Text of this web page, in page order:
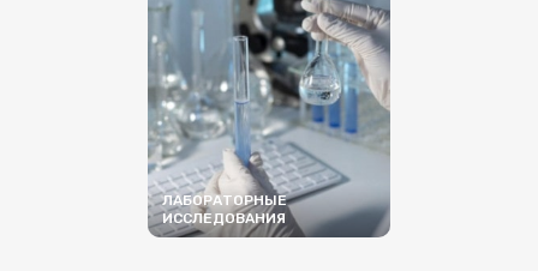
ЛАБОРАТОРНЫЕ
ИССЛЕДОВАНИЯ